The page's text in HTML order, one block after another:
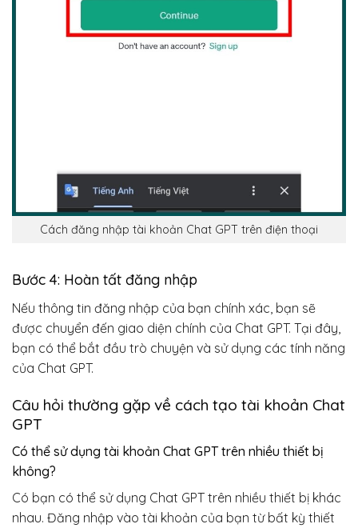
Cách đăng nhập tài khoản Chat GPT trên điện thoại
Bước 4: Hoàn tất đăng nhập
Nếu thông tin đăng nhập của bạn chính xác, bạn sẽ
được chuyển đến giao diện chính của Chat GPT. Tại đây,
bạn có thể bắt đầu trò chuyện và sử dụng các tính năng
của Chat GPT.
Câu hỏi thường gặp về cách tạo tài khoản Chat
GPT
Có thể sử dụng tài khoản Chat GPT trên nhiều thiết bị
không?
Có bạn có thể sử dụng Chat GPT trên nhiều thiết bị khác
nhau. Đăng nhập vào tài khoản của bạn từ bất kỳ thiết